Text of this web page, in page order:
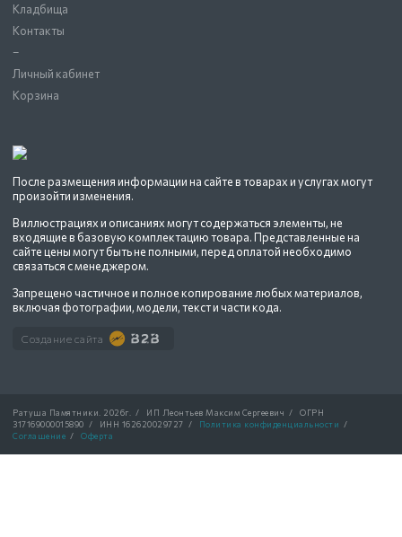
После размещения информации на сайте в товарах и услугах могут
произойти изменения.
В иллюстрациях и описаниях могут содержаться элементы, не
входящие в базовую комплектацию товара. Представленные на
сайте цены могут быть не полными, перед оплатой необходимо
связаться с менеджером.
Запрещено частичное и полное копирование любых материалов,
включая фотографии, модели, текст и части кода.
Создание сайта
Кладбища
Контакты
–
Личный кабинет
Корзина
Ратуша Памятники. 2026г. / ИП Леонтьев Максим Сергеевич /
ОГРН
317169000015890
/ ИНН 162620029727 / Политика конфиденциальности
/
Соглашение / Оферта